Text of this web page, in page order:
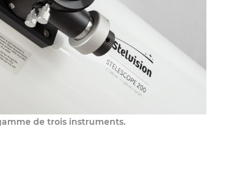
de trois instruments.
En stock